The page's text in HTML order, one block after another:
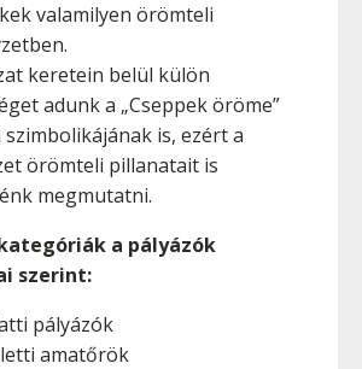
valamilyen örömteli
keretein belül külön
adunk a „Cseppek öröme”
is, ezért a
örömteli pillanatait is
megmutatni.
a pályázók
szerint:
pályázók
amatőrök